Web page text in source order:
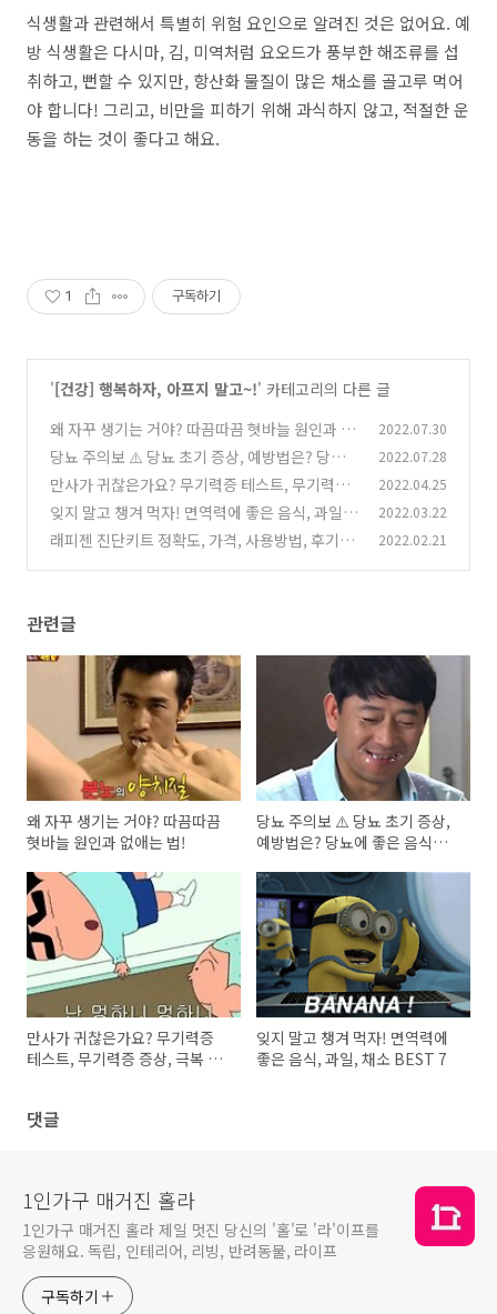
식생활과 관련해서 특별히 위험 요인으로 알려진 것은 없어요. 예
방 식생활은 다시마, 김, 미역처럼 요오드가 풍부한 해조류를 섭
취하고, 뻔할 수 있지만, 항산화 물질이 많은 채소를 골고루 먹어
야 합니다! 그리고, 비만을 피하기 위해 과식하지 않고, 적절한 운
동을 하는 것이 좋다고 해요.
1 구독하기
'[건강] 행복하자, 아프지 말고~!' 카테고리의 다른 글
왜 자꾸 생기는 거야? 따끔따끔 혓바늘 원인과 없
애는 법!
(0)
2022.07.30
당뇨 주의보 ⚠️ 당뇨 초기 증상, 예방법은? 당뇨
에 좋은 음식까지! (0)
2022.07.28
만사가 귀찮은가요? 무기력증 테스트, 무기력증
증상, 극복 방법
(1)
2022.04.25
잊지 말고 챙겨 먹자! 면역력에 좋은 음식, 과일,
채소 BEST 7
(0)
2022.03.22
래피젠 진단키트 정확도, 가격, 사용방법, 후기까
2022.02.21
관련글
왜 자꾸 생기는 거야? 따끔따끔
혓바늘 원인과 없애는 법!
당뇨 주의보 ⚠️ 당뇨 초기 증상,
예방법은? 당뇨에 좋은 음식까
만사가 귀찮은가요? 무기력증
테스트, 무기력증 증상, 극복 방
잊지 말고 챙겨 먹자! 면역력에
좋은 음식, 과일, 채소 BEST 7
댓글
1인가구 매거진 홀라
1인가구 매거진 홀라 제일 멋진 당신의 '홀'로 '라'이프를
응원해요. 독립, 인테리어, 리빙, 반려동물, 라이프
구독하기